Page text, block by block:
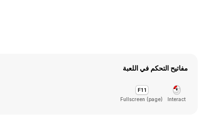
مفاتيح التحكم في اللعبة
Interact
Fullscreen (page)